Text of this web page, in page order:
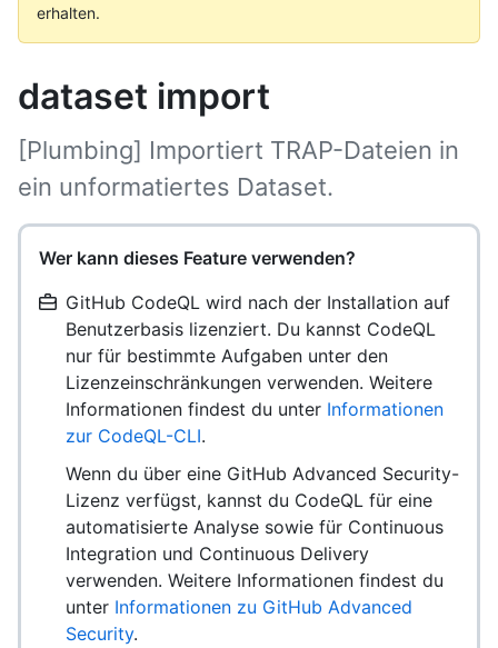
erhalten.
dataset import
[Plumbing] Importiert TRAP-Dateien in
ein unformatiertes Dataset.
Wer kann dieses Feature verwenden?
GitHub CodeQL wird nach der Installation auf
Benutzerbasis lizenziert. Du kannst CodeQL
nur für bestimmte Aufgaben unter den
Lizenzeinschränkungen verwenden. Weitere
Informationen findest du unter Informationen
zur CodeQL-CLI.
Wenn du über eine GitHub Advanced Security-
Lizenz verfügst, kannst du CodeQL für eine
automatisierte Analyse sowie für Continuous
Integration und Continuous Delivery
verwenden. Weitere Informationen findest du
unter Informationen zu GitHub Advanced
Security.